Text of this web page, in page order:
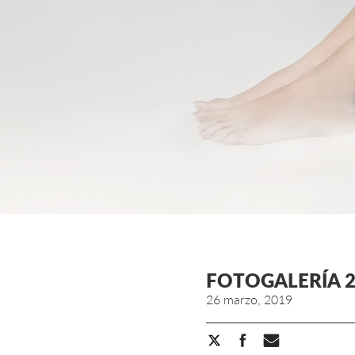
FOTOGALERÍA
26 marzo, 2019